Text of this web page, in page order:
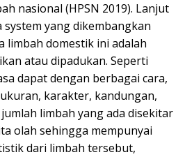
nasional (HPSN 2019). Lanjut
system yang dikembangkan
limbah domestik ini adalah
atau dipadukan. Seperti
dapat dengan berbagai cara,
karakter, kandungan,
limbah yang ada disekitar
olah sehingga mempunyai
dari limbah tersebut,